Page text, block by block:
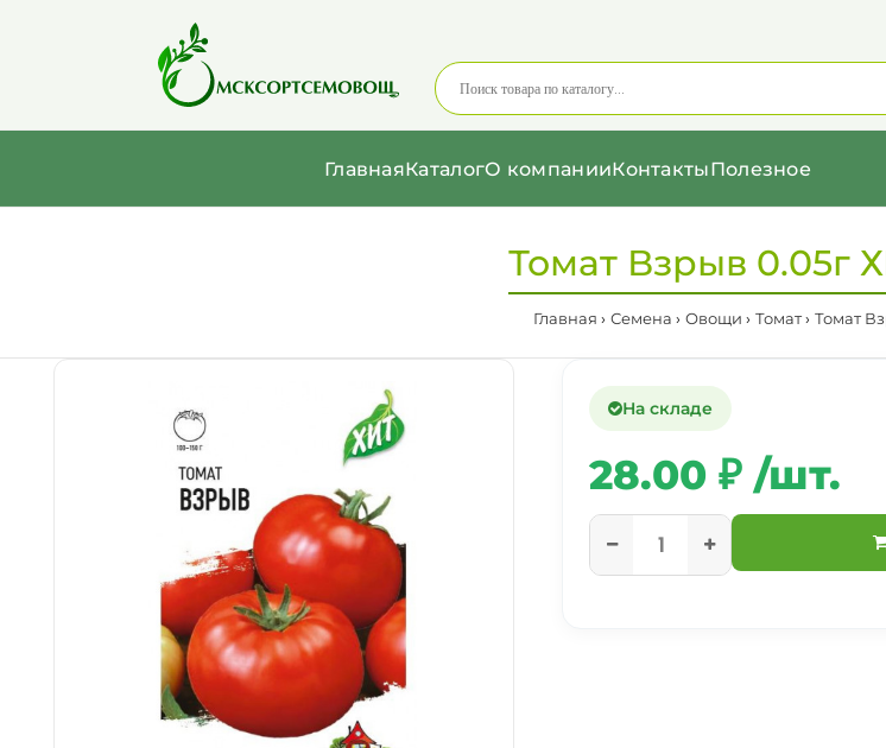
ГлавнаяКаталогО компанииКонтактыПолезное
Томат Взрыв 0.05г
Главная Семена Овощи Томат Томат
На складе
28.00 ₽ /шт.